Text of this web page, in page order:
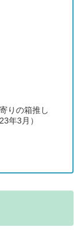
りの箱推し
年3月）